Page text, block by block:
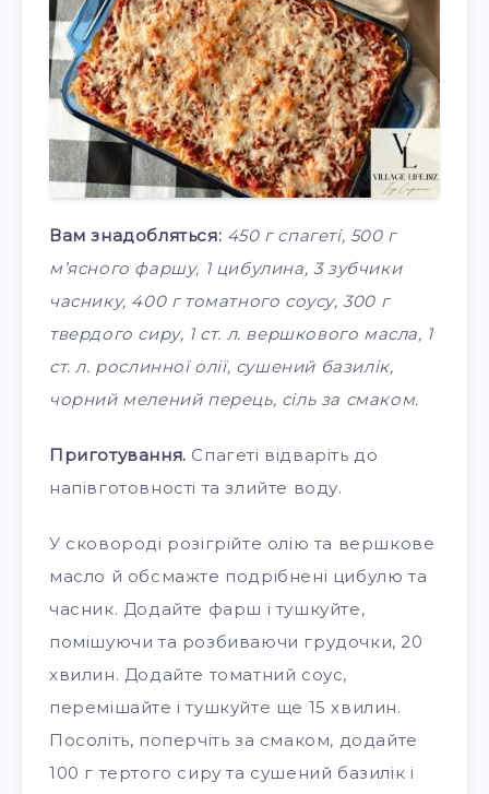
Вам знадобляться: 450 г спагеті, 500 г
м’ясного фаршу, 1 цибулина, 3 зубчики
часнику, 400 г томатного соусу, 300 г
твердого сиру, 1 ст. л. вершкового масла, 1
ст. л. рослинної олії, сушений базилік,
чорний мелений перець, сіль за смаком.
Приготування. Спагеті відваріть до
напівготовності та злийте воду.
У сковороді розігрійте олію та вершкове
масло й обсмажте подрібнені цибулю та
часник. Додайте фарш і тушкуйте,
помішуючи та розбиваючи грудочки, 20
хвилин. Додайте томатний соус,
перемішайте і тушкуйте ще 15 хвилин.
Посоліть, поперчіть за смаком, додайте
100 г тертого сиру та сушений базилік і